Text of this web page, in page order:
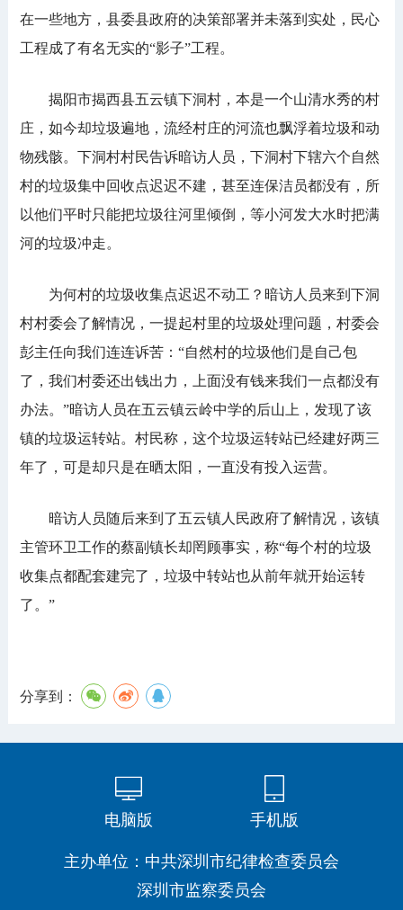
在一些地方，县委县政府的决策部署并未落到实处，民心
工程成了有名无实的“影子”工程。
揭阳市揭西县五云镇下洞村，本是一个山清水秀的村
庄，如今却垃圾遍地，流经村庄的河流也飘浮着垃圾和动
物残骸。下洞村村民告诉暗访人员，下洞村下辖六个自然
村的垃圾集中回收点迟迟不建，甚至连保洁员都没有，所
以他们平时只能把垃圾往河里倾倒，等小河发大水时把满
河的垃圾冲走。
为何村的垃圾收集点迟迟不动工？暗访人员来到下洞
村村委会了解情况，一提起村里的垃圾处理问题，村委会
彭主任向我们连连诉苦：“自然村的垃圾他们是自己包
了，我们村委还出钱出力，上面没有钱来我们一点都没有
办法。”暗访人员在五云镇云岭中学的后山上，发现了该
镇的垃圾运转站。村民称，这个垃圾运转站已经建好两三
年了，可是却只是在晒太阳，一直没有投入运营。
暗访人员随后来到了五云镇人民政府了解情况，该镇
主管环卫工作的蔡副镇长却罔顾事实，称“每个村的垃圾
收集点都配套建完了，垃圾中转站也从前年就开始运转
了。”
分享到：
电脑版 手机版
主办单位：中共深圳市纪律检查委员会
深圳市监察委员会